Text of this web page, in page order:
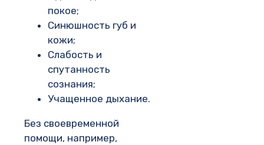
покое;
Синюшность губ и
кожи;
Слабость и
спутанность
сознания;
Учащенное дыхание.
Без своевременной
помощи, например,